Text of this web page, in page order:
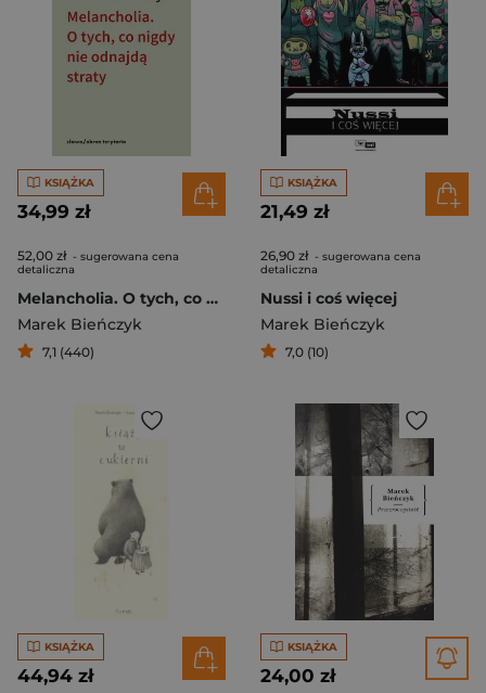
KSIĄŻKA
34,99 zł
52,00 zł - sugerowana cena
detaliczna
Melancholia. O tych, co nigdy nie odnajdą straty
Marek Bieńczyk
7,1 (440)
KSIĄŻKA
21,49 zł
26,90 zł - sugerowana cena
detaliczna
Nussi i coś więcej
Marek Bieńczyk
7,0 (10)
KSIĄŻKA
44,94 zł
KSIĄŻKA
24,00 zł